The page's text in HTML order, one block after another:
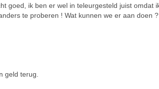
goed, ik ben er wel in teleurgesteld juist omdat
te proberen ! Wat kunnen we er aan doen ?
geld terug.